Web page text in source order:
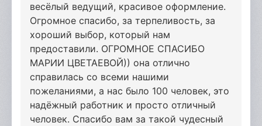
весёлый ведущий, красивое оформление.
Огромное спасибо, за терпеливость, за
хороший выбор, который нам
предоставили. ОГРОМНОЕ СПАСИБО
МАРИИ ЦВЕТАЕВОЙ)) она отлично
справилась со всеми нашими
пожеланиями, а нас было 100 человек, это
надёжный работник и просто отличный
человек. Спасибо вам за такой чудесный